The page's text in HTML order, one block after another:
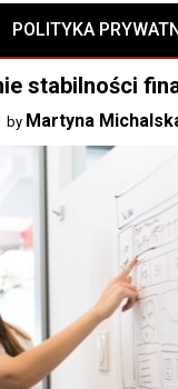
POLITYKA
stabilności
by Martyna